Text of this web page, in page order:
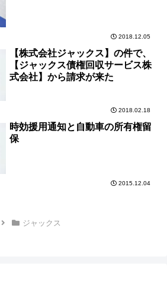
2018.12.05
【株式会社ジャックス】の件で、
【ジャックス債権回収サービス株
式会社】から請求が来た
2018.02.18
時効援用通知と自動車の所有権留
保
2015.12.04
ジャックス